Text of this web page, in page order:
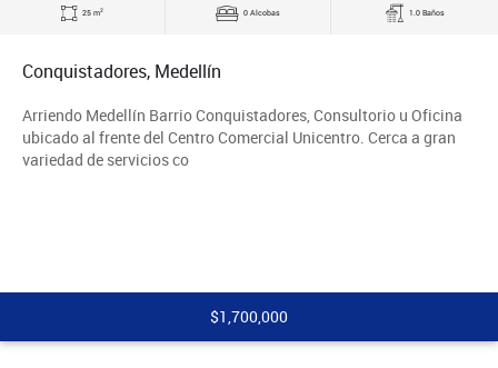
25 m2 0 Alcobas 1.0 Baños
Conquistadores, Medellín
Arriendo Medellín Barrio Conquistadores, Consultorio u Oficina
ubicado al frente del Centro Comercial Unicentro. Cerca a gran
variedad de servicios co
$1,700,000